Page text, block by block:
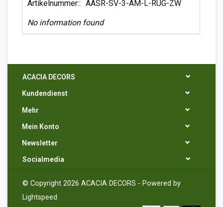
Artikelnummer:: AASR-SV-3-AM-L-RUG-ZW
No information found
ACACIA DECORS
Kundendienst
Mehr
Mein Konto
Newsletter
Socialmedia
© Copyright 2026 ACACIA DECORS - Powered by
Lightspeed